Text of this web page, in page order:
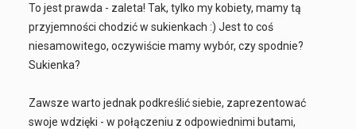
To jest prawda - zaleta! Tak, tylko my kobiety, mamy tą
przyjemności chodzić w sukienkach :) Jest to coś
niesamowitego, oczywiście mamy wybór, czy spodnie?
Sukienka?
Zawsze warto jednak podkreślić siebie, zaprezentować
swoje wdzięki - w połączeniu z odpowiednimi butami,